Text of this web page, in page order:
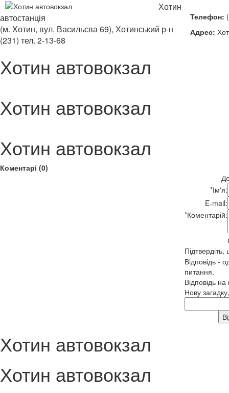
Телефон:
Адрес:
Хотин
автостанція
(м. Хотин, вул. Васильєва 69), Хотинський р-н
(231) тел. 2-13-68
Хотин автовокзал
Хотин автовокзал
Хотин автовокзал
Коментарі (0)
*Ім'я:
E-mail:
*Коментарій:
Відповідь -
питання.
Відповідь
Нову
Хотин автовокзал
Хотин автовокзал